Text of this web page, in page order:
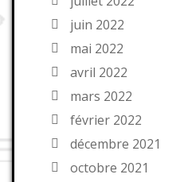
juin 2022
mai 2022
avril 2022
mars 2022
février 2022
décembre 2021
octobre 2021